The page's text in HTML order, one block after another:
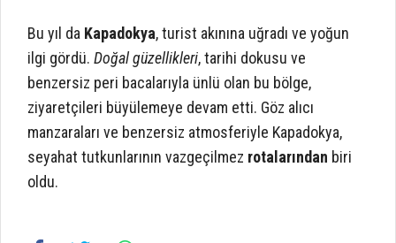
Bu yıl da Kapadokya, turist akınına uğradı ve yoğun
ilgi gördü. Doğal güzellikleri, tarihi dokusu ve
benzersiz peri bacalarıyla ünlü olan bu bölge,
ziyaretçileri büyülemeye devam etti. Göz alıcı
manzaraları ve benzersiz atmosferiyle Kapadokya,
seyahat tutkunlarının vazgeçilmez rotalarından biri
oldu.